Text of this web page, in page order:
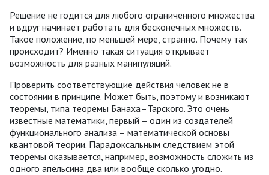
Решение не годится для любого ограниченного множества
и вдруг начинает работать для бесконечных множеств.
Такое положение, по меньшей мере, странно. Почему так
происходит? Именно такая ситуация открывает
возможность для разных манипуляций.
Проверить соответствующие действия человек не в
состоянии в принципе. Может быть, поэтому и возникают
теоремы, типа теоремы Банаха–Тарского. Это очень
известные математики, первый – один из создателей
функционального анализа – математической основы
квантовой теории. Парадоксальным следствием этой
теоремы оказывается, например, возможность сложить из
одного апельсина два или вообще сколько угодно.